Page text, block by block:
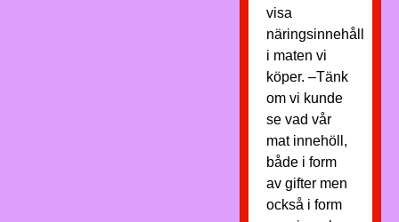
visa
näringsinnehåll
i maten vi
köper. –Tänk
om vi kunde
se vad vår
mat innehöll,
både i form
av gifter men
också i form